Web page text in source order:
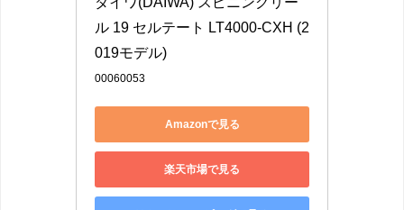
ル 19 セルテート LT4000-CXH (2
019モデル)
00060053
Amazonで見る
楽天市場で見る